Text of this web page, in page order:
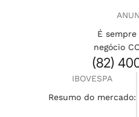
É
negócio
(82)
IBOVESPA
Resumo do mercado: